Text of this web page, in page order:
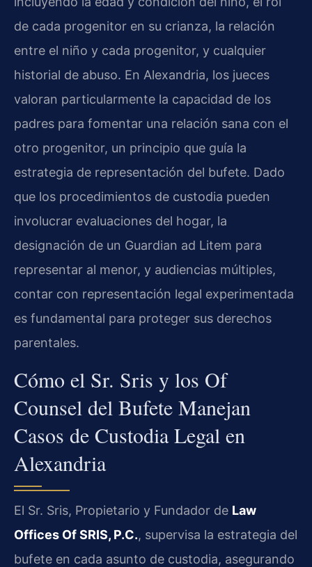
de cada progenitor en su crianza, la relación
entre el niño y cada progenitor, y cualquier
historial de abuso. En Alexandria, los jueces
valoran particularmente la capacidad de los
padres para fomentar una relación sana con el
otro progenitor, un principio que guía la
estrategia de representación del bufete. Dado
que los procedimientos de custodia pueden
involucrar evaluaciones del hogar, la
designación de un Guardian ad Litem para
representar al menor, y audiencias múltiples,
contar con representación legal experimentada
es fundamental para proteger sus derechos
parentales.
Cómo el Sr. Sris y los Of
Counsel del Bufete Manejan
Casos de Custodia Legal en
Alexandria
El Sr. Sris, Propietario y Fundador de Law
Offices Of SRIS, P.C., supervisa la estrategia del
bufete en cada asunto de custodia, asegurando